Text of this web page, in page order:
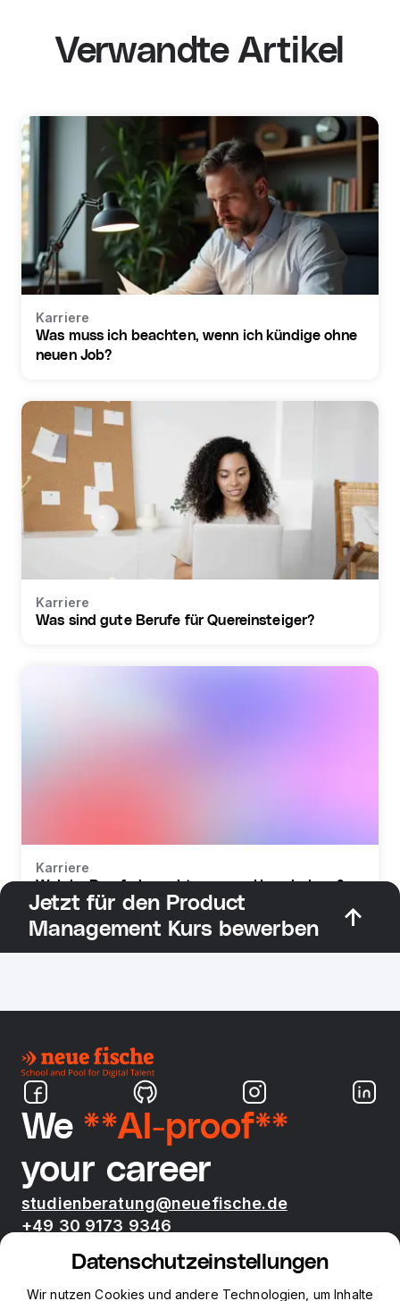
Verwandte Artikel
Karriere
Was muss ich beachten, wenn ich kündige ohne
neuen Job?
Karriere
Was sind gute Berufe für Quereinsteiger?
Karriere
Welche Berufe braucht man zur Umschulung?
Jetzt für den Product
Management Kurs bewerben
We **AI-proof**
your career
studienberatung@neuefische.de
+49 30 9173 9346
Datenschutzeinstellungen
Wir nutzen Cookies und andere Technologien, um Inhalte